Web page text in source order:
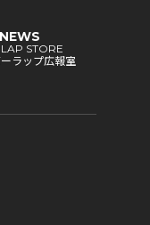
STORE
ラップ広報室